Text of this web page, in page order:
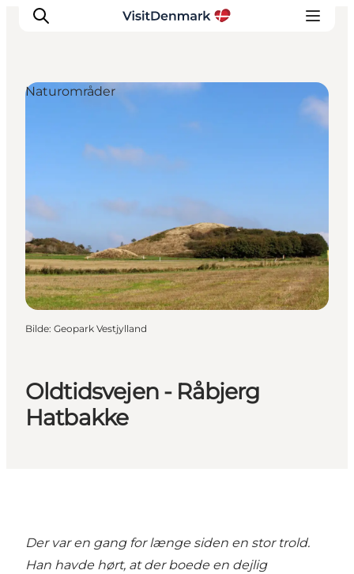
Reisemål
Overnatting
Oldtidsvejen - Råbjerg
Hatbakke
Naturområder
Bilde: Geopark Vestjylland
Der var en gang for længe siden en stor trold.
Han havde hørt, at der boede en dejlig